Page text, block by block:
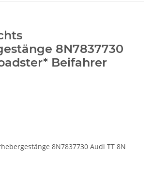
8N7837730
Beifahrer
8N7837730 Audi TT 8N